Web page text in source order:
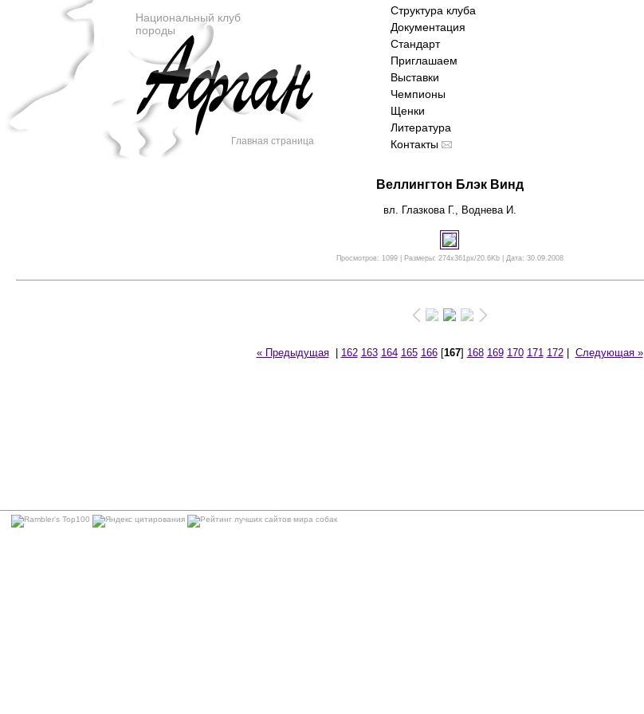
Национальный клуб
породы
Главная страница
Структура клуба
Документация
Стандарт
Приглашаем
Выставки
Чемпионы
Щенки
Литература
Контакты
Веллингтон Блэк Винд
вл. Глазкова Г., Воднева И.
Просмотров: 1099 | Размеры: 274x361px/20.6Kb | Дата: 30.09.2008
« Предыдущая| 162 163 164 165 166[167] 168 169 170 171 172| Следующая »